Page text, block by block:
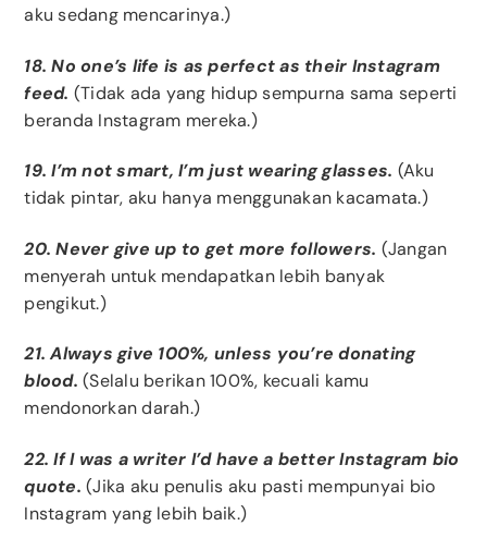
aku sedang mencarinya.)
18. No one’s life is as perfect as their Instagram
feed. (Tidak ada yang hidup sempurna sama seperti
beranda Instagram mereka.)
19. I’m not smart, I’m just wearing glasses. (Aku
tidak pintar, aku hanya menggunakan kacamata.)
20. Never give up to get more followers. (Jangan
menyerah untuk mendapatkan lebih banyak
pengikut.)
21. Always give 100%, unless you’re donating
blood.(Selalu berikan 100%, kecuali kamu
mendonorkan darah.)
22. If I was a writer I’d have a better Instagram bio
quote.(Jika aku penulis aku pasti mempunyai bio
Instagram yang lebih baik.)